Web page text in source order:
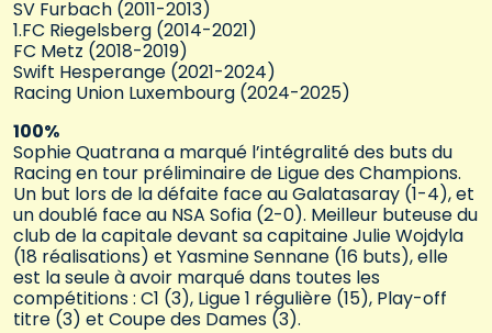
SV Furbach (2011-2013)
1.FC Riegelsberg (2014-2021)
FC Metz (2018-2019)
Swift Hesperange (2021-2024)
Racing Union Luxembourg (2024-2025)
100%
Sophie Quatrana a marqué l’intégralité des buts du
Racing en tour préliminaire de Ligue des Champions.
Un but lors de la défaite face au Galatasaray (1-4), et
un doublé face au NSA Sofia (2-0). Meilleur buteuse du
club de la capitale devant sa capitaine Julie Wojdyla
(18 réalisations) et Yasmine Sennane (16 buts), elle
est la seule à avoir marqué dans toutes les
compétitions : C1 (3), Ligue 1 régulière (15), Play-off
titre (3) et Coupe des Dames (3).